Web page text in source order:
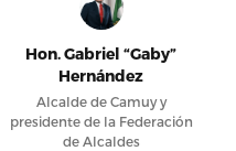
Hon. Gabriel “Gaby”
Hernández
Alcalde de Camuy y
presidente de la Federación
de Alcaldes